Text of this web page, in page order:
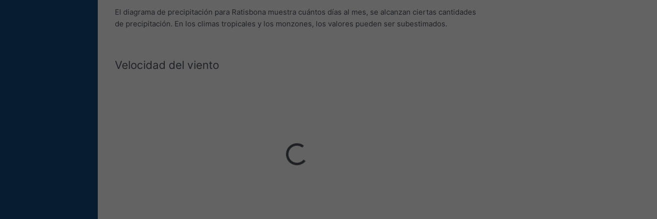
El diagrama de precipitación para Ratisbona muestra cuántos días al mes, se alcanzan ciertas cantidades
de precipitación. En los climas tropicales y los monzones, los valores pueden ser subestimados.
Velocidad del viento